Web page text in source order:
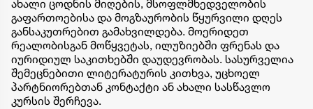
ახალი ცოდნის მიღების, მსოფლმხედველობის
გაფართოებისა და მოგზაურობის წყურვილი დღეს
განსაკუთრებით გამახვილდება. მოერიდეთ
რეალობისგან მოწყვეტას, ილუზიებში ფრენას და
იურიდიულ საკითხებში დაუდევრობას. სასურველია
შემეცნებითი ლიტერატურის კითხვა, უცხოელ
პარტნიორებთან კონტაქტი ან ახალი სასწავლო
კურსის შერჩევა.